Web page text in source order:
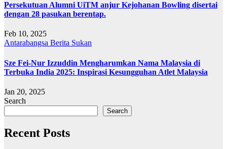
Persekutuan Alumni UiTM anjur Kejohanan Bowling disertai
dengan 28 pasukan berentap.
Feb 10, 2025
Antarabangsa Berita Sukan
Sze Fei-Nur Izzuddin Mengharumkan Nama Malaysia di
Terbuka India 2025: Inspirasi Kesungguhan Atlet Malaysia
Jan 20, 2025
Search
Search
Recent Posts